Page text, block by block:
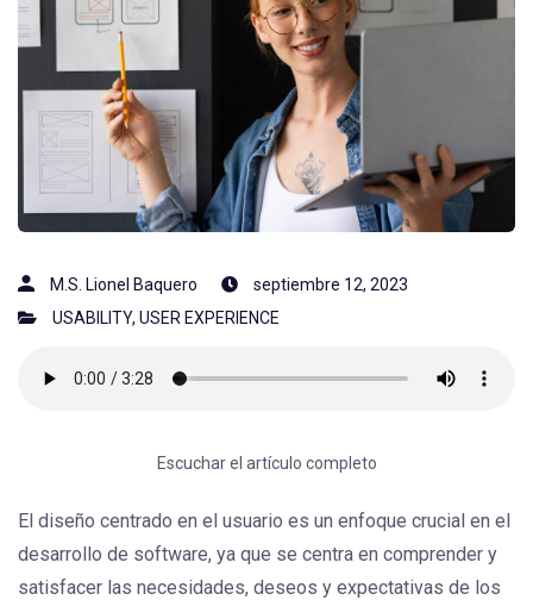
M.S. Lionel Baquero
septiembre 12, 2023
USABILITY, USER EXPERIENCE
Escuchar el artículo completo
El diseño centrado en el usuario es un enfoque crucial en el
desarrollo de software, ya que se centra en comprender y
satisfacer las necesidades, deseos y expectativas de los